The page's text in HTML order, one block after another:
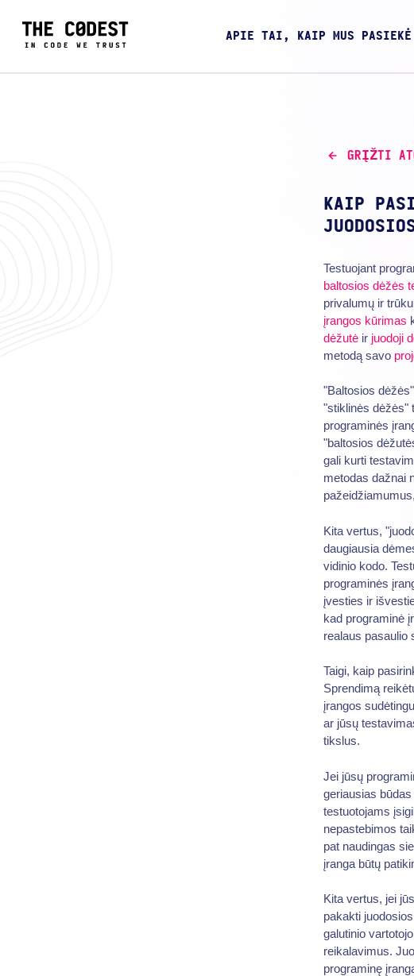
APIE TAI, KAIP MUS PASIEKĖ
GRĮŽTI
KAIP
Testuojant
baltosios dėžės
privalumų ir
įrangos kūrimas
dėžutėir juodoji
metodą savo
"Baltosios
"stiklinės dėžės"
programinės
"baltosios
gali kurti
metodas dažnai
Kita vertus,
daugiausia
vidinio kodo.
programinės
įvesties ir
kad programinė
realaus pasaulio
Taigi, kaip
Sprendimą
įrangos
ar jūsų
tikslus.
Jei jūsų
geriausias
testuotojams
nepastebimos
pat naudingas
įranga būtų
Kita vertus, jei
pakakti
galutinio
reikalavimus.
programinę